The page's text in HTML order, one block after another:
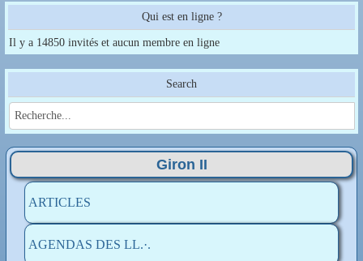
Qui est en ligne ?
Il y a 14850 invités et aucun membre en ligne
Search
Giron II
ARTICLES
AGENDAS DES LL.·.